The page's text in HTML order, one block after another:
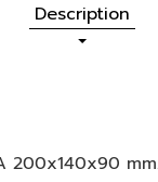
Description
200x140x90 mm.